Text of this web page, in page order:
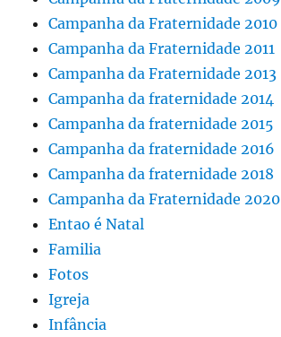
Campanha da Fraternidade 2010
Campanha da Fraternidade 2011
Campanha da Fraternidade 2013
Campanha da fraternidade 2014
Campanha da fraternidade 2015
Campanha da fraternidade 2016
Campanha da fraternidade 2018
Campanha da Fraternidade 2020
Entao é Natal
Familia
Fotos
Igreja
Infância